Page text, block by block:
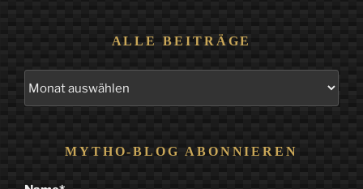
ALLE BEITRÄGE
MYTHO-BLOG ABONNIEREN